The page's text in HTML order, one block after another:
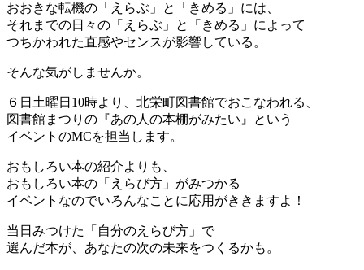
おおきな転機の「えらぶ」と「きめる」には、
それまでの日々の「えらぶ」と「きめる」によって
つちかわれた直感やセンスが影響している。
そんな気がしませんか。
６日土曜日10時より、北栄町図書館でおこなわれる、
図書館まつりの『あの人の本棚がみたい』という
イベントのMCを担当します。
おもしろい本の紹介よりも、
おもしろい本の「えらび方」がみつかる
イベントなのでいろんなことに応用がききますよ！
当日みつけた「自分のえらび方」で
選んだ本が、あなたの次の未来をつくるかも。